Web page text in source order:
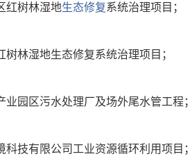
红树林湿地生态修复系统治理项目；
树林湿地生态修复系统治理项目；
业园区污水处理厂及场外尾水管工程；
科技有限公司工业资源循环利用项目；